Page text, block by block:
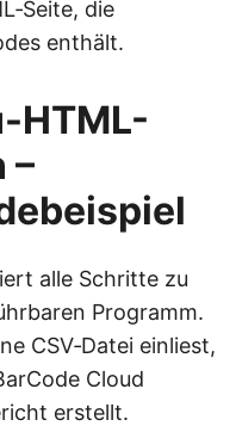
die
enthält.
HTML-
–
alle Schritte zu
Programm.
CSV‑Datei einliest,
Cloud
erstellt.